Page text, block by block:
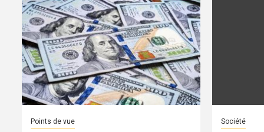
Points de vue Société